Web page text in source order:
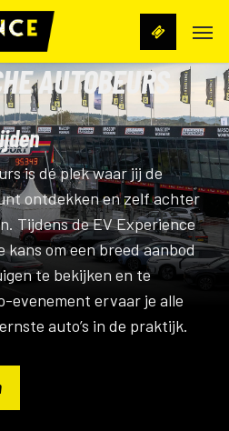
Menu
AUTOBEURS
is dé plek waar jij de
ontdekken en zelf achter
Tijdens de EV Experience
kans om een breed aanbod
te bekijken en te
evenement ervaar je alle
auto’s in de praktijk.